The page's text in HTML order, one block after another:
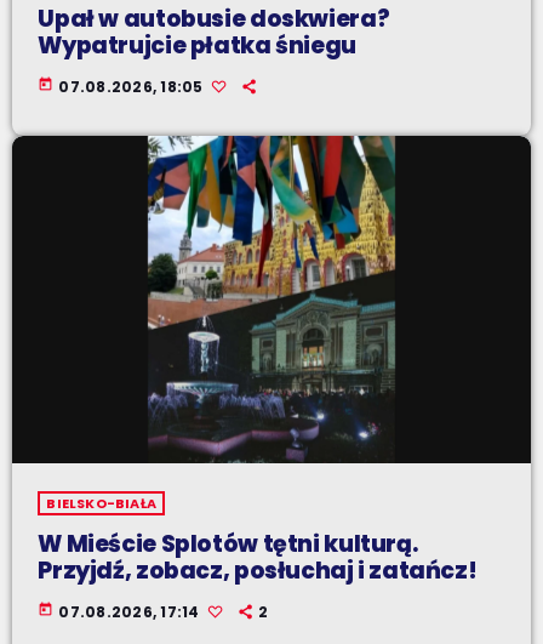
Upał w autobusie doskwiera?
Wypatrujcie płatka śniegu
today 07.08.2026, 18:05
BIELSKO-BIAŁA
W Mieście Splotów tętni kulturą.
Przyjdź, zobacz, posłuchaj i zatańcz!
today 07.08.2026, 17:14 2